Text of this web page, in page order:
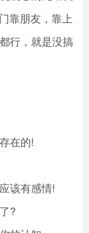
靠朋友，靠上
行，就是没搞
在的!
该有感情!
?